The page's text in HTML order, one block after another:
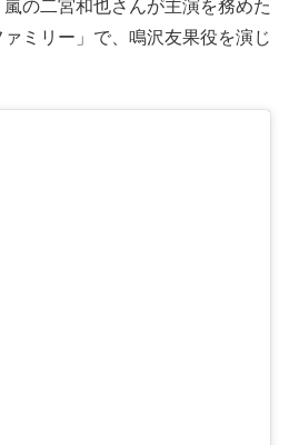
の二宮和也さんが主演を務めた
ミリー」で、鳴沢友果役を演じ